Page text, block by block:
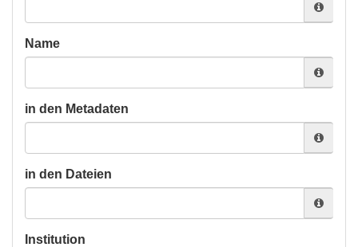
Name
in den Metadaten
in den Dateien
Institution